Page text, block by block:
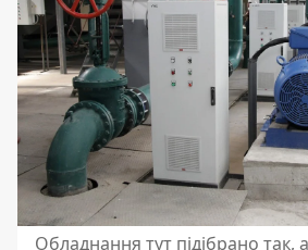
Обладнання тут підібрано так,